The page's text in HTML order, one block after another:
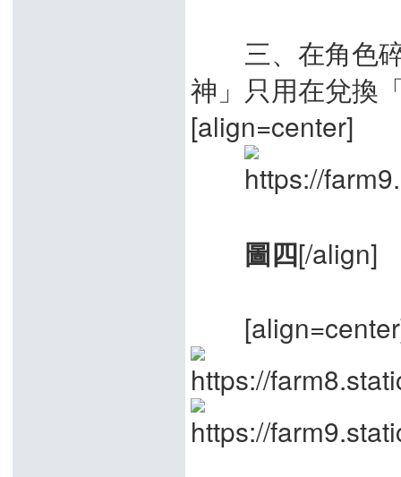
三、在角色碎
神」只用在兌換
[align=center]
圖四[/align]